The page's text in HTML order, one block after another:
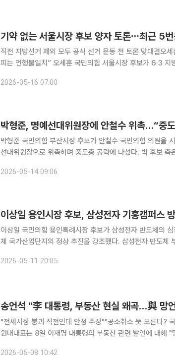
기약 없는 서울시장 후보 양자 토론⋯최근 5
직전 지방선거 제외 모두 공식 선거 운동 전 토론 맞대결오
피는 언행불일치” 오세훈 국민의힘 서울시장 후보가 6·3 지방선거를 앞두고 정원오 더불어민주당
2026-05-16 07:00
박형준, 명예선대위원장에 안철수 위촉…“중
박형준 국민의힘 부산시장 후보가 안철수 국민의힘 의원을
선대위원장으로 위촉하며 중도층 공략에 나섰다. 박 후보 측은 14일 안 의원의 선대위 합류 소식을
부산 출신 4선 국회의원인 안 의원은 국민의당 창당과 중도
2026-05-14 09:06
이상일 국민의힘 용인특례시장 후보가 삼성전자 반도체의
체 국가산업단지의 정상 추진을 강조했다. 삼성전자 반도체 부문 수장이 현직 시장으로서의 행정지
보는 이날 오후 양향자 경기도지사 후보, 김문수 국민의힘 총
2026-05-11 20:05
송언석 "李 대통령, 부동산 현실 왜곡…與 망
"전세시장 붕괴 직전인데 안정 주장""공소취소 뜻 모른다? 국민 무시 오
원내대표는 8일 이재명 대통령의 부동산 관련 발언에 대해
신화는 없고 모든 것이 정상을 되찾고 있다’고 했지만 대통령이
2026-05-08 10:42